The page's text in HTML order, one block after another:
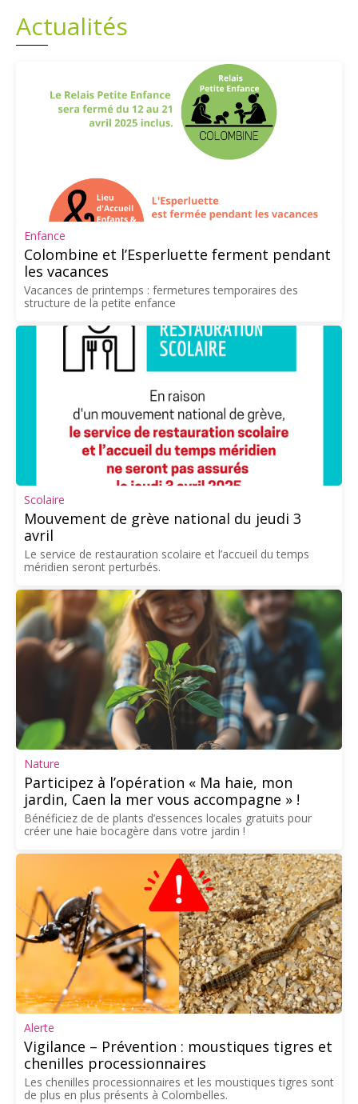
Actualités
Enfance
Colombine et l’Esperluette ferment pendant
les vacances
Vacances de printemps : fermetures temporaires des
structure de la petite enfance
Scolaire
Mouvement de grève national du jeudi 3
avril
Le service de restauration scolaire et l’accueil du temps
méridien seront perturbés.
Nature
Participez à l’opération « Ma haie, mon
jardin, Caen la mer vous accompagne » !
Bénéficiez de de plants d’essences locales gratuits pour
créer une haie bocagère dans votre jardin !
Alerte
Vigilance – Prévention : moustiques tigres et
chenilles processionnaires
Les chenilles processionnaires et les moustiques tigres sont
de plus en plus présents à Colombelles.
Plans
Grands projets